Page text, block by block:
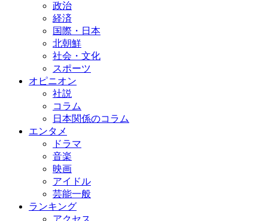
政治
経済
国際・日本
北朝鮮
社会・文化
スポーツ
オピニオン
社説
コラム
日本関係のコラム
エンタメ
ドラマ
音楽
映画
アイドル
芸能一般
ランキング